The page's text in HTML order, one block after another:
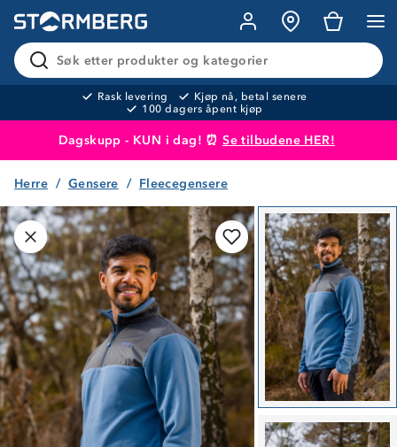
Søk etter produkter og kategorier
Rask levering
Kjøp nå, betal senere
100 dagers åpent kjøp
Dagskupp - KUN i dag! ⏰Se tilbudene HER!
Produktet er lagt i handlekurven
Herre Gensere Fleecegensere